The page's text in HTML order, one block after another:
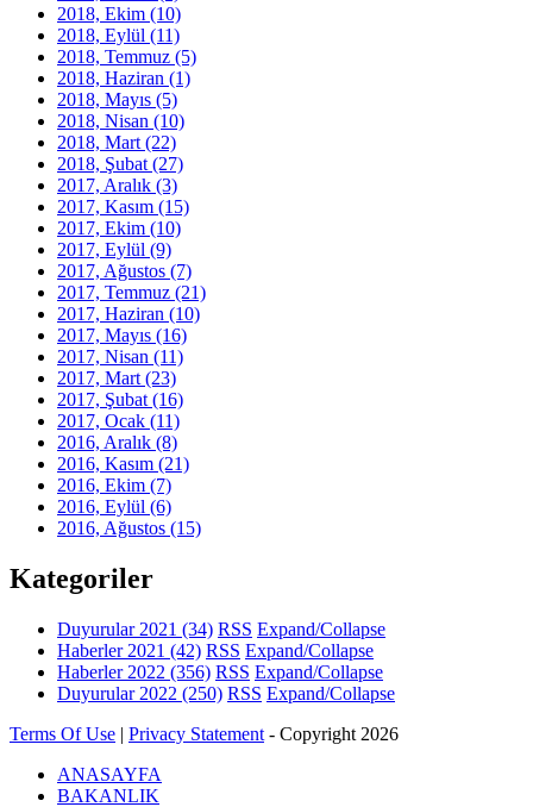
2018, Ekim (10)
2018, Eylül (11)
2018, Temmuz (5)
2018, Haziran (1)
2018, Mayıs (5)
2018, Nisan (10)
2018, Mart (22)
2018, Şubat (27)
2017, Aralık (3)
2017, Kasım (15)
2017, Ekim (10)
2017, Eylül (9)
2017, Ağustos (7)
2017, Temmuz (21)
2017, Haziran (10)
2017, Mayıs (16)
2017, Nisan (11)
2017, Mart (23)
2017, Şubat (16)
2017, Ocak (11)
2016, Aralık (8)
2016, Kasım (21)
2016, Ekim (7)
2016, Eylül (6)
2016, Ağustos (15)
Kategoriler
Duyurular 2021 (34) RSS Expand/Collapse
Haberler 2021 (42) RSS Expand/Collapse
Haberler 2022 (356) RSS Expand/Collapse
Duyurular 2022 (250) RSS Expand/Collapse
Terms Of Use | Privacy Statement - Copyright 2026
ANASAYFA
BAKANLIK